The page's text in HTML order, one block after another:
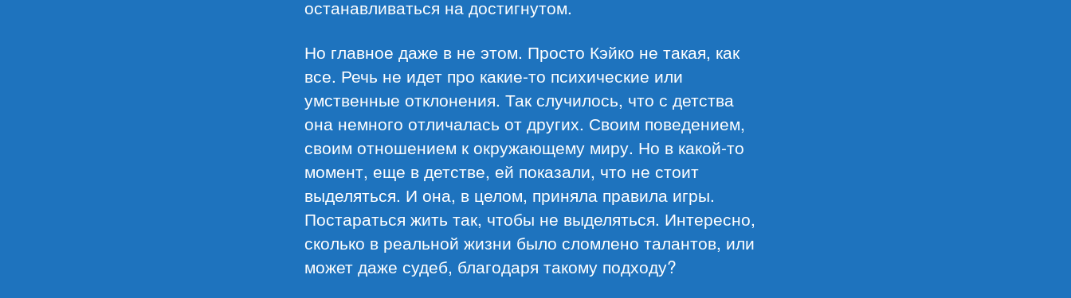
останавливаться на достигнутом.
Но главное даже в не этом. Просто Кэйко не такая, как
все. Речь не идет про какие-то психические или
умственные отклонения. Так случилось, что с детства
она немного отличалась от других. Своим поведением,
своим отношением к окружающему миру. Но в какой-то
момент, еще в детстве, ей показали, что не стоит
выделяться. И она, в целом, приняла правила игры.
Постараться жить так, чтобы не выделяться. Интересно,
сколько в реальной жизни было сломлено талантов, или
может даже судеб, благодаря такому подходу?